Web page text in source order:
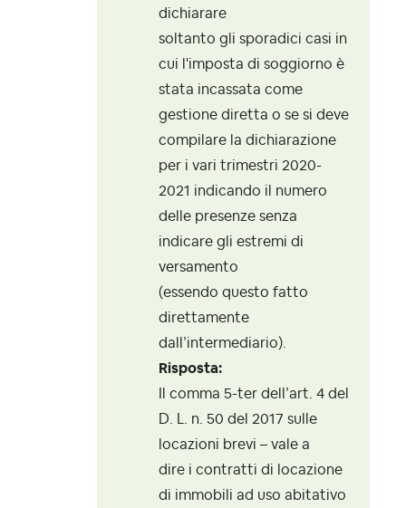
dichiarare
soltanto gli sporadici casi in
cui l'imposta di soggiorno è
stata incassata come
gestione diretta o se si deve
compilare la dichiarazione
per i vari trimestri 2020-
2021 indicando il numero
delle presenze senza
indicare gli estremi di
versamento
(essendo questo fatto
direttamente
dall’intermediario).
Risposta:
Il comma 5-ter dell’art. 4 del
D. L. n. 50 del 2017 sulle
locazioni brevi – vale a
dire i contratti di locazione
di immobili ad uso abitativo